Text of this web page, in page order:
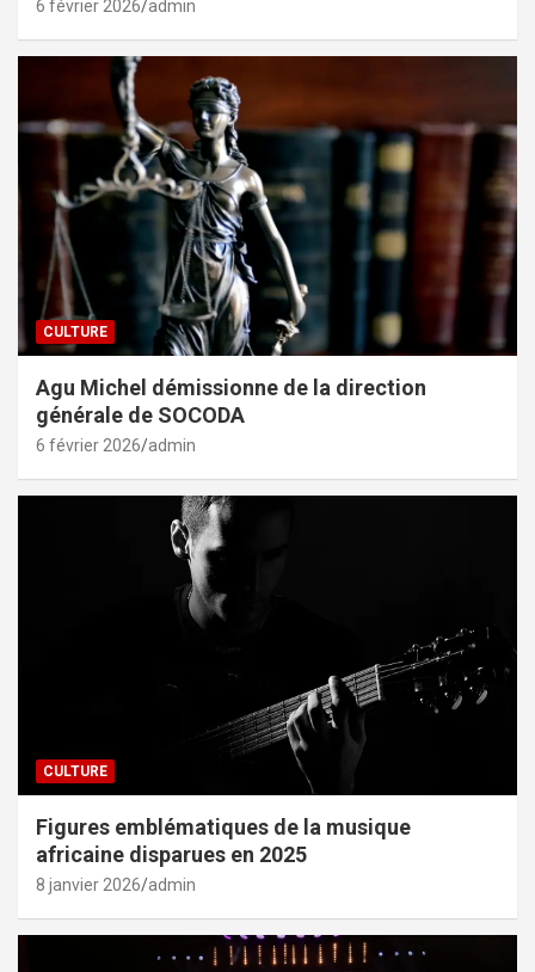
6 février 2026 admin
CULTURE
Agu Michel démissionne de la direction
générale de SOCODA
6 février 2026 admin
CULTURE
Figures emblématiques de la musique
africaine disparues en 2025
8 janvier 2026 admin